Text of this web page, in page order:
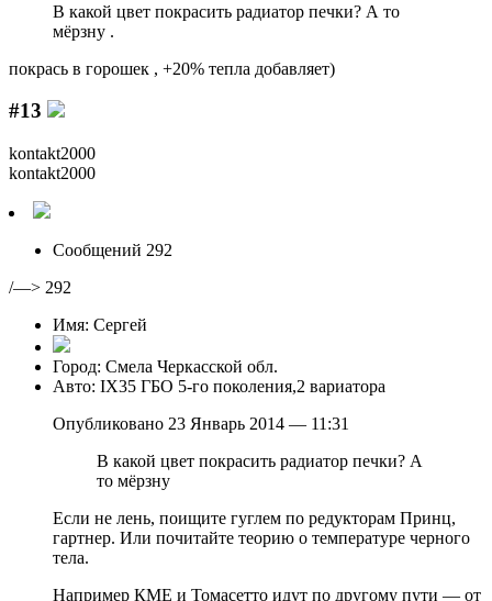
В какой цвет покрасить радиатор печки? А то
мёрзну .
покрась в горошек , +20% тепла добавляет)
#13
kontakt2000
kontakt2000
Сообщений 292
/—> 292
Имя: Сергей
Город: Смела Черкасской обл.
Авто: IX35 ГБО 5-го поколения,2 вариатора
Опубликовано 23 Январь 2014 — 11:31
В какой цвет покрасить радиатор печки? А
то мёрзну
Если не лень, поищите гуглем по редукторам Принц,
гартнер. Или почитайте теорию о температуре черного
тела.
Например КМЕ и Томасетто идут по другому пути — от